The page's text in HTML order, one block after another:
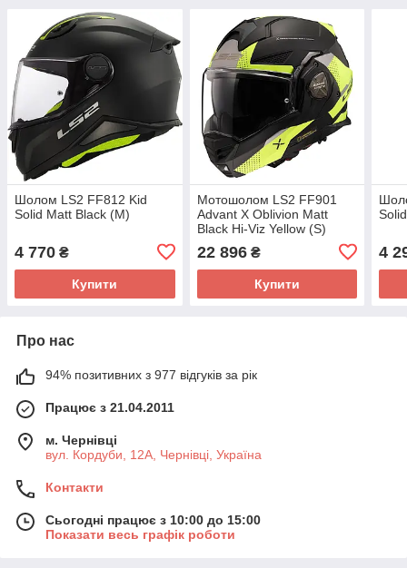
Шолом LS2 FF812 Kid
Solid Matt Black (M)
4 770 ₴
Купити
Мотошолом LS2 FF901
Advant X Oblivion Matt
Black Hi-Viz Yellow (S)
22 896₴
Купити
4
Про нас
94% позитивних з 977 відгуків за рік
Працює з 21.04.2011
м. Чернівці
вул. Кордуби, 12А, Чернівці, Україна
Контакти
Сьогодні працює з 10:00 до 15:00
Показати весь графік роботи